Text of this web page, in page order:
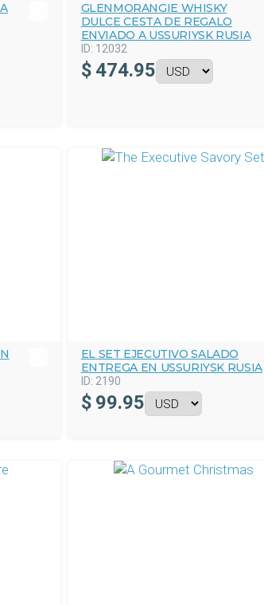
GLENMORANGIE WHISKY
DULCE CESTA DE REGALO
ENVIADO A USSURIYSK RUSIA
ID: 12032
$ 474.95
EL SET EJECUTIVO SALADO
ENTREGA EN USSURIYSK RUSIA
ID: 2190
$ 99.95